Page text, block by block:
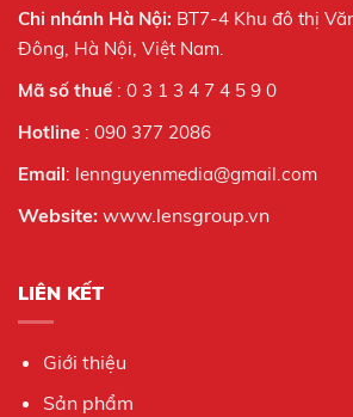
Chi nhánh Hà Nội: BT7-4 Khu đô thị
Đông, Hà Nội, Việt Nam.
Mã số thuế: 0 3 1 3 4 7 4 5 9 0
Hotline : 090 377 2086
Email: lennguyenmedia@gmail.com
Website: www.lensgroup.vn
LIÊN KẾT
Giới thiệu
Sản phẩm